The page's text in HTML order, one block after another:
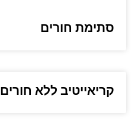
סתימת חורים
קריאייטיב ללא חורים